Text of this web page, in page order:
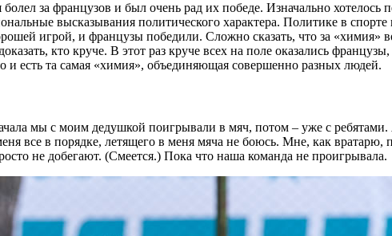
за французов и был очень рад их победе. Изначально
высказывания политического характера. Политике в
игрой, и французы победили. Сложно сказать, что за «химия»
кто круче. В этот раз круче всех на поле оказались
и есть та самая «химия», объединяющая совершенно разных людей.
мы с моим дедушкой поигрывали в мяч, потом – уже с
все в порядке, летящего в меня мяча не боюсь. Мне, как
не добегают. (Смеется.) Пока что наша команда не проигрывала.